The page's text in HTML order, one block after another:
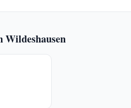
Wildeshausen